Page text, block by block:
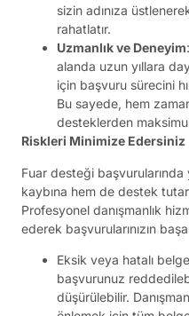
sizin adınıza
rahatlatır.
Uzmanlık ve Deneyim
alanda uzun yıllara
için başvuru sürecini
Bu sayede, hem
desteklerden
Riskleri Minimize Edersiniz
Fuar desteği
kaybına hem de destek
Profesyonel danışmanlık
ederek başvurularınızın
Eksik veya hatalı
başvurunuz
düşürülebilir.